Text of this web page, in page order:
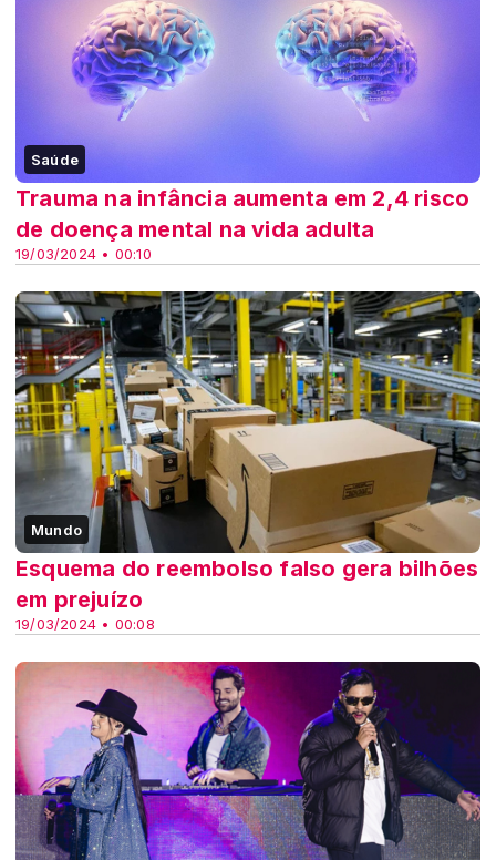
Saúde
19/03/2024 • 00:10
Trauma na infância aumenta em 2,4 risco
de doença mental na vida adulta
Mundo
19/03/2024 • 00:08
Esquema do reembolso falso gera bilhões
em prejuízo